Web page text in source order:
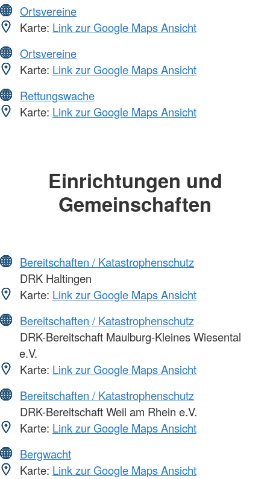
Ortsvereine
Karte: Link zur Google Maps Ansicht
Ortsvereine
Karte: Link zur Google Maps Ansicht
Rettungswache
Karte: Link zur Google Maps Ansicht
Einrichtungen und
Gemeinschaften
Bereitschaften / Katastrophenschutz
DRK Haltingen
Karte: Link zur Google Maps Ansicht
Bereitschaften / Katastrophenschutz
DRK-Bereitschaft Maulburg-Kleines Wiesental
e.V.
Karte: Link zur Google Maps Ansicht
Bereitschaften / Katastrophenschutz
DRK-Bereitschaft Weil am Rhein e.V.
Karte: Link zur Google Maps Ansicht
Bergwacht
Karte: Link zur Google Maps Ansicht